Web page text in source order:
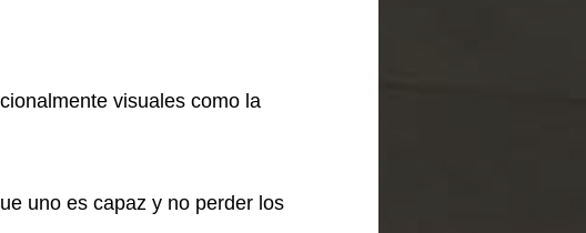
visuales como la
uno es capaz y no perder los